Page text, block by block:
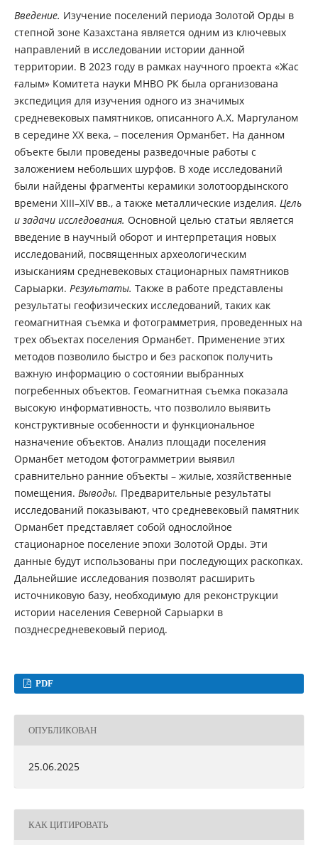
Введение. Изучение поселений периода Золотой Орды в
степной зоне Казахстана является одним из ключевых
направлений в исследовании истории данной
территории. В 2023 году в рамках научного проекта «Жас
ғалым» Комитета науки МНВО РК была организована
экспедиция для изучения одного из значимых
средневековых памятников, описанного А.Х. Маргуланом
в середине ХХ века, – поселения Орманбет. На данном
объекте были проведены разведочные работы с
заложением небольших шурфов. В ходе исследований
были найдены фрагменты керамики золотоордынского
времени XIII–XIV вв., а также металлические изделия. Цель
и задачи исследования. Основной целью статьи является
введение в научный оборот и интерпретация новых
исследований, посвященных археологическим
изысканиям средневековых стационарных памятников
Сарыарки. Результаты. Также в работе представлены
результаты геофизических исследований, таких как
геомагнитная съемка и фотограмметрия, проведенных на
трех объектах поселения Орманбет. Применение этих
методов позволило быстро и без раскопок получить
важную информацию о состоянии выбранных
погребенных объектов. Геомагнитная съемка показала
высокую информативность, что позволило выявить
конструктивные особенности и функциональное
назначение объектов. Анализ площади поселения
Орманбет методом фотограмметрии выявил
сравнительно ранние объекты – жилые, хозяйственные
помещения. Выводы. Предварительные результаты
исследований показывают, что средневековый памятник
Орманбет представляет собой однослойное
стационарное поселение эпохи Золотой Орды. Эти
данные будут использованы при последующих раскопках.
Дальнейшие исследования позволят расширить
источниковую базу, необходимую для реконструкции
истории населения Северной Сарыарки в
позднесредневековый период.
PDF
ОПУБЛИКОВАН
25.06.2025
КАК ЦИТИРОВАТЬ